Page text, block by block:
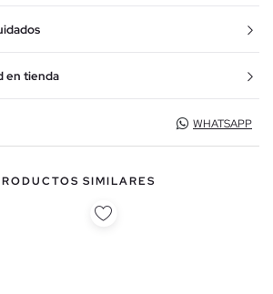
en tienda
WHATSAPP
SIMILARES